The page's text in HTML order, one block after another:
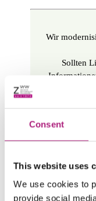
Consent
This website uses
We use cookies to
provide social
Wir
Sollten
Navigation
Nachhaltigkeit
Future Skills